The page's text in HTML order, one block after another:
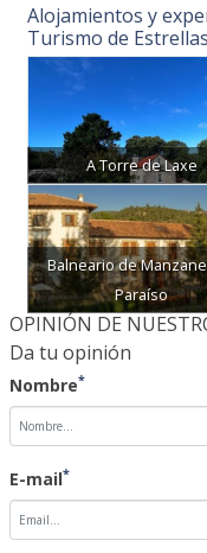
Alojamientos y
Turismo de Estrellas
A Torre de Laxe
Balneario de
Paraíso
OPINIÓN DE
Da tu opinión
Nombre*
E-mail*